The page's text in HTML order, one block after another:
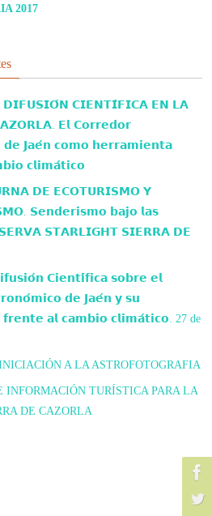
2017
𝗖𝗜𝗘𝗡𝗧𝗜́𝗙𝗜𝗖𝗔 𝗘𝗡 𝗟𝗔
𝗘𝗹 𝗖𝗼𝗿𝗿𝗲𝗱𝗼𝗿
𝗱𝗲 𝗝𝗮𝗲́𝗻 𝗰𝗼𝗺𝗼 𝗵𝗲𝗿𝗿𝗮𝗺𝗶𝗲𝗻𝘁𝗮
𝗰𝗹𝗶𝗺𝗮́𝘁𝗶𝗰𝗼
𝗗𝗘 𝗘𝗖𝗢𝗧𝗨𝗥𝗜𝗦𝗠𝗢 𝗬
𝗦𝗲𝗻𝗱𝗲𝗿𝗶𝘀𝗺𝗼 𝗯𝗮𝗷𝗼 𝗹𝗮𝘀
𝗦𝗧𝗔𝗥𝗟𝗜𝗚𝗛𝗧 𝗦𝗜𝗘𝗥𝗥𝗔 𝗗𝗘
𝗖𝗶𝗲𝗻𝘁𝗶́𝗳𝗶𝗰𝗮 𝘀𝗼𝗯𝗿𝗲 𝗲𝗹
𝗱𝗲 𝗝𝗮𝗲́𝗻 𝘆 𝘀𝘂
𝗮𝗹 𝗰𝗮𝗺𝗯𝗶𝗼 𝗰𝗹𝗶𝗺𝗮́𝘁𝗶𝗰𝗼. 27 de
A LA ASTROFOTOGRAFIA
INFORMACIÓN TURÍSTICA PARA LA
DE CAZORLA